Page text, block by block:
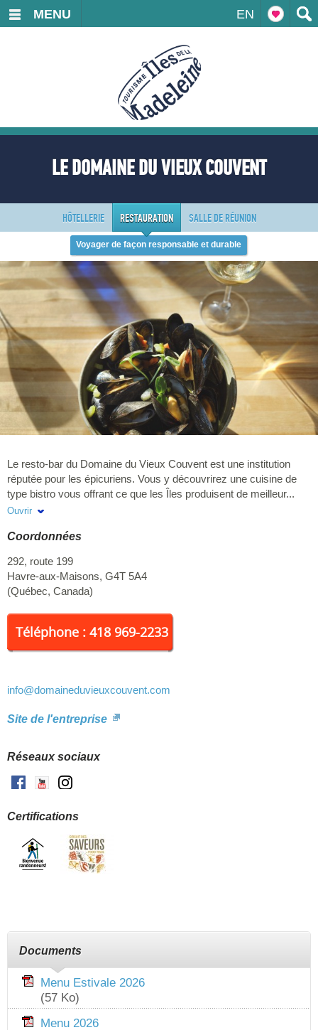
EN
MENU
LE DOMAINE DU VIEUX COUVENT
HÔTELLERIE RESTAURATION SALLE DE RÉUNION
Voyager de façon responsable et durable
Le resto-bar du Domaine du Vieux Couvent est une institution
réputée pour les épicuriens. Vous y découvrirez une cuisine de
type bistro vous offrant ce que les Îles produisent de meilleur...
Notre verrière vous propose une vue exceptionnelle sur la Baie
régionaux tout en appréciant les magnifiques couchers de soleil
Ambiance décontractée. Hébergement disponible sur place !
Ouvrir
Coordonnées
292, route 199
Havre-aux-Maisons, G4T 5A4
(Québec, Canada)
Téléphone : 418 969-2233
info@domaineduvieuxcouvent.com
Site de l'entreprise
Réseaux sociaux
Facebook
Youtube
Certifications
Documents
Menu Estivale 2026
(57 Ko)
Menu 2026